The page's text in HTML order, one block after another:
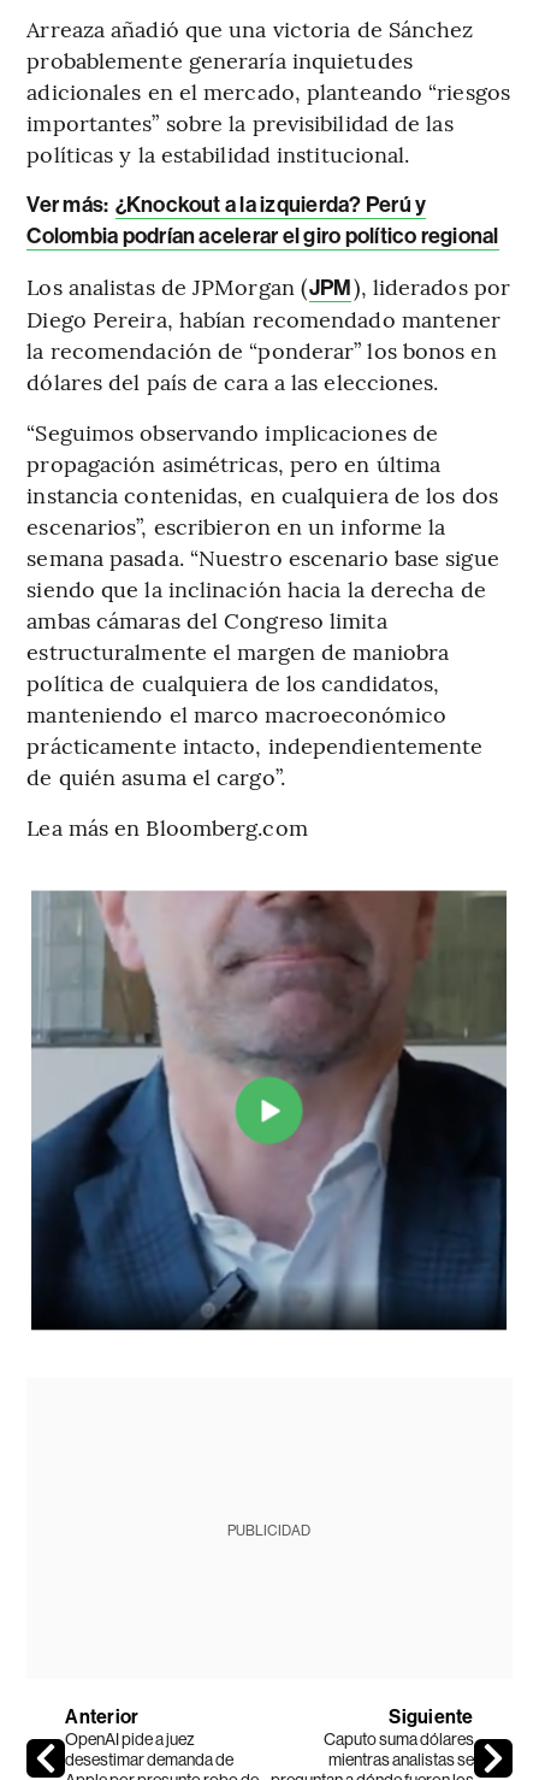
Arreaza añadió que una victoria de Sánchez
probablemente generaría inquietudes
adicionales en el mercado, planteando “riesgos
importantes” sobre la previsibilidad de las
políticas y la estabilidad institucional.
Ver más: ¿Knockout a la izquierda? Perú y
Colombia podrían acelerar el giro político regional
Los analistas de JPMorgan (JPM), liderados por
Diego Pereira, habían recomendado mantener
la recomendación de “ponderar” los bonos en
dólares del país de cara a las elecciones.
“Seguimos observando implicaciones de
propagación asimétricas, pero en última
instancia contenidas, en cualquiera de los dos
escenarios”, escribieron en un informe la
semana pasada. “Nuestro escenario base sigue
siendo que la inclinación hacia la derecha de
ambas cámaras del Congreso limita
estructuralmente el margen de maniobra
política de cualquiera de los candidatos,
manteniendo el marco macroeconómico
prácticamente intacto, independientemente
de quién asuma el cargo”.
Lea más en Bloomberg.com
PUBLICIDAD
Anterior
OpenAI pide a juez
desestimar demanda de
Siguiente
Caputo suma dólares
mientras analistas se